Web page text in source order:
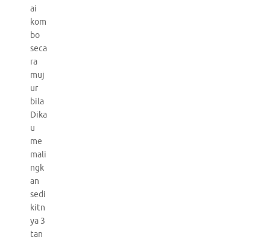
ai
kom
bo
seca
ra
muj
ur
bila
Dika
u
me
mali
ngk
an
sedi
kitn
ya 3
tan